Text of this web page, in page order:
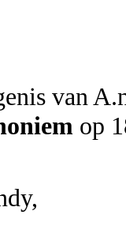
op